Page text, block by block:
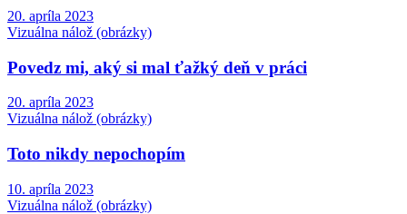
20. apríla 2023
Vizuálna nálož (obrázky)
Povedz mi, aký si mal ťažký deň v práci
20. apríla 2023
Vizuálna nálož (obrázky)
Toto nikdy nepochopím
10. apríla 2023
Vizuálna nálož (obrázky)